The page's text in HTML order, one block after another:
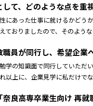
て、どのような点を重
にあった仕事に就けるかどう
ておりましたので、そのよう
員が同行し、希望企業
学の知識面で同行していただ
以上に、企業見学に私だけで
奈良高専卒業生向け 再